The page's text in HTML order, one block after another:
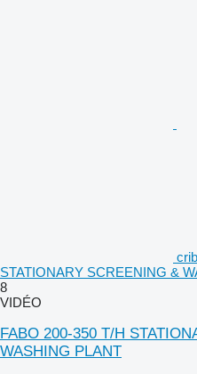
STATIONARY SCREENING &
8
VIDÉO
FABO 200-350 T/H
WASHING PLANT